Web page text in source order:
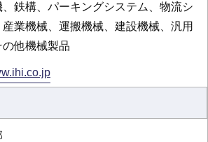
、鉄構、パーキングシステム、物流シ
産業機械、運搬機械、建設機械、汎用
他機械製品